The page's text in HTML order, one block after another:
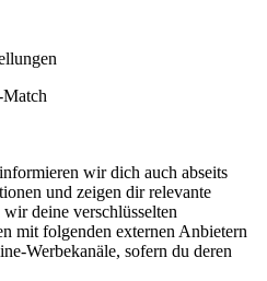
wir dich auch abseits
und zeigen dir relevante
deine verschlüsselten
mit folgenden externen Anbietern
Werbekanäle, sofern du deren